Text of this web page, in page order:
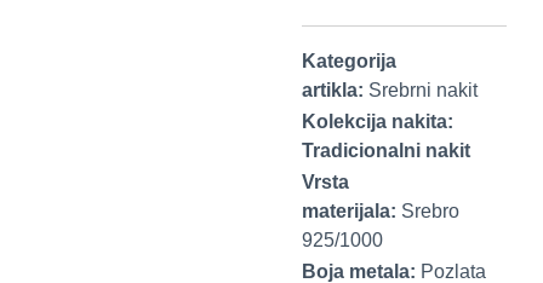
Kategorija
artikla: Srebrni nakit
Kolekcija nakita:
Tradicionalni nakit
Vrsta
materijala: Srebro
925/1000
Boja metala: Pozlata